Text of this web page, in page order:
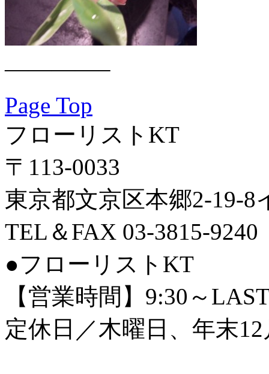
————–
Page Top
フローリストKT
〒113-0033
東京都文京区本郷2-19-8
TEL＆FAX 03-3815-9240
●フローリストKT
【営業時間】9:30～
定休日／木曜日、年末